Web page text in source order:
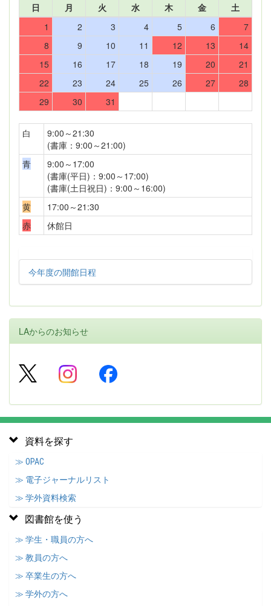
日
月 火 水 木 金
土
1
2 3 4 5 6
7
8
9 10 11 12 13
14
15
16 17 18 19 20
21
22
23 24 25 26 27
28
29
30 31
白
9:00～21:30
(書庫：9:00～21:00)
青
9:00～17:00
(書庫(平日)：9:00～17:00)
(書庫(土日祝日)：9:00～16:00)
黄
17:00～21:30
赤
休館日
今年度の開館日程
LAからのお知らせ
資料を探す
≫ OPAC
≫ 電子ジャーナルリスト
≫ 学外資料検索
図書館を使う
≫ 学生・職員の方へ
≫ 教員の方へ
≫ 卒業生の方へ
≫ 学外の方へ